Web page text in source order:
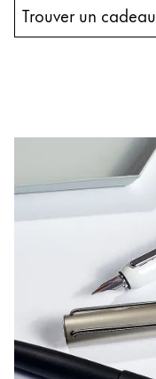
Trouver un cadeau